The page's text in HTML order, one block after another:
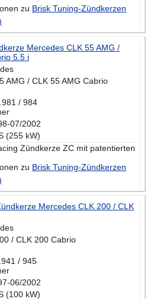
zu Brisk Tuning-Zündkerzen
Mercedes CLK 55 AMG /
5.5 i
AMG / CLK 55 AMG Cabrio
/ 984
07/2002
(255 kW)
Zündkerze ZC mit patentierten
zu Brisk Tuning-Zündkerzen
Mercedes CLK 200 / CLK
/ CLK 200 Cabrio
/ 945
06/2002
(100 kW)